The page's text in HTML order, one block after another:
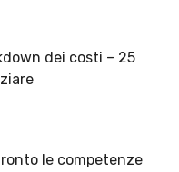
dei costi – 25
le competenze